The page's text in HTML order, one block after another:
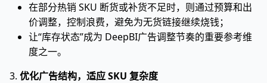
在部分热销 SKU 断货或补货不足时，则通过预算和出
价调整，控制浪费，避免为无货链接继续烧钱；
让“库存状态”成为 DeepBI广告调整节奏的重要参考维
度之一。
3. 优化广告结构，适应 SKU 复杂度